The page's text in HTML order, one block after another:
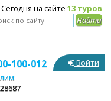
Сегодня на сайте 13 туров
100-012 Войти